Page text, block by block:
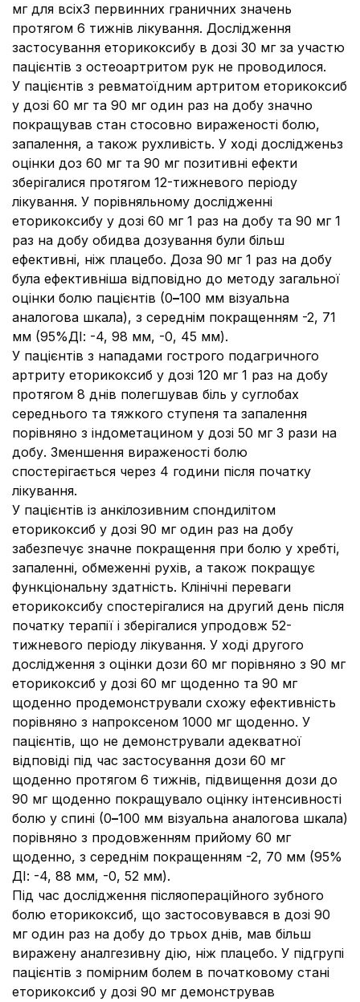
мг для всіх3 первинних граничних значень
протягом 6 тижнів лікування. Дослідження
застосування еторикоксибу в дозі 30 мг за участю
пацієнтів з остеоартритом рук не проводилося.
У пацієнтів з ревматоїдним артритом еторикоксиб
у дозі 60 мг та 90 мг один раз на добу значно
покращував стан стосовно вираженості болю,
запалення, а також рухливість. У ході дослідженьз
оцінки доз 60 мг та 90 мг позитивні ефекти
зберігалися протягом 12-тижневого періоду
лікування. У порівняльному дослідженні
еторикоксибу у дозі 60 мг 1 раз на добу та 90 мг 1
раз на добу обидва дозування були більш
ефективні, ніж плацебо. Доза 90 мг 1 раз на добу
була ефективніша відповідно до методу загальної
оцінки болю пацієнтів (0–100 мм візуальна
аналогова шкала), з середнім покращенням -2, 71
мм (95%ДІ: -4, 98 мм, -0, 45 мм).
У пацієнтів з нападами гострого подагричного
артриту еторикоксиб у дозі 120 мг 1 раз на добу
протягом 8 днів полегшував біль у суглобах
середнього та тяжкого ступеня та запалення
порівняно з індометацином у дозі 50 мг 3 рази на
добу. Зменшення вираженості болю
спостерігається через 4 години після початку
лікування.
У пацієнтів із анкілозивним спондилітом
еторикоксиб у дозі 90 мг один раз на добу
забезпечує значне покращення при болю у хребті,
запаленні, обмеженні рухів, а також покращує
функціональну здатність. Клінічні переваги
еторикоксибу спостерігалися на другий день після
початку терапії і зберігалися упродовж 52-
тижневого періоду лікування. У ході другого
дослідження з оцінки дози 60 мг порівняно з 90 мг
еторикоксиб у дозі 60 мг щоденно та 90 мг
щоденно продемонстрували схожу ефективність
порівняно з напроксеном 1000 мг щоденно. У
пацієнтів, що не демонстрували адекватної
відповіді під час застосування дози 60 мг
щоденно протягом 6 тижнів, підвищення дози до
90 мг щоденно покращувало оцінку інтенсивності
болю у спині (0–100 мм візуальна аналогова шкала)
порівняно з продовженням прийому 60 мг
щоденно, з середнім покращенням -2, 70 мм (95%
ДІ: -4, 88 мм, -0, 52 мм).
Під час дослідження післяопераційного зубного
болю еторикоксиб, що застосовувався в дозі 90
мг один раз на добу до трьох днів, мав більш
виражену аналгезивну дію, ніж плацебо. У підгрупі
пацієнтів з помірним болем в початковому стані
еторикоксиб у дозі 90 мг демонстрував